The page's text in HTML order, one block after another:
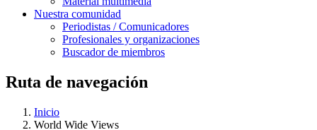
Nuestra comunidad
Periodistas / Comunicadores
Profesionales y organizaciones
Buscador de miembros
Ruta de navegación
Inicio
World Wide Views